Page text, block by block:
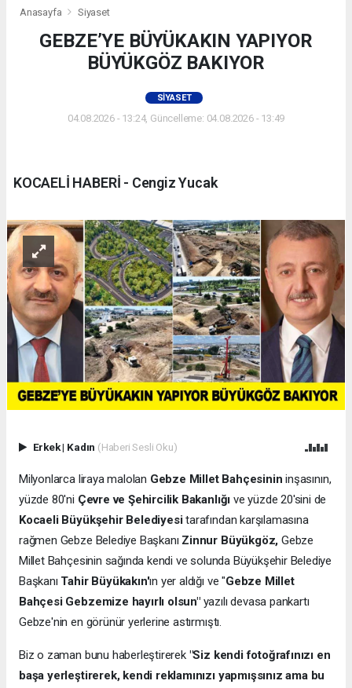
Anasayfa Siyaset
GEBZE’YE BÜYÜKAKIN YAPIYOR
BÜYÜKGÖZ BAKIYOR
SIYASET
04.08.2026 - 13:24, Güncelleme: 04.08.2026 - 13:49
KOCAELİ HABERİ - Cengiz Yucak
Erkek| Kadın (Haberi Sesli Oku)
Milyonlarca liraya malolan Gebze Millet Bahçesinin inşasının,
yüzde 80'ni Çevre ve Şehircilik Bakanlığı ve yüzde 20'sini de
Kocaeli Büyükşehir Belediyesitarafından karşılamasına
rağmen Gebze Belediye Başkanı Zinnur Büyükgöz, Gebze
Millet Bahçesinin sağında kendi ve solunda Büyükşehir Belediye
Başkanı Tahir Büyükakın'ın yer aldığı ve "Gebze Millet
Bahçesi Gebzemize hayırlı olsun"yazılı devasa pankartı
Gebze'nin en görünür yerlerine astırmıştı.
Biz o zaman bunu haberleştirerek "Siz kendi fotoğrafınızı en
başa yerleştirerek, kendi reklamınızı yapmışsınız ama bu